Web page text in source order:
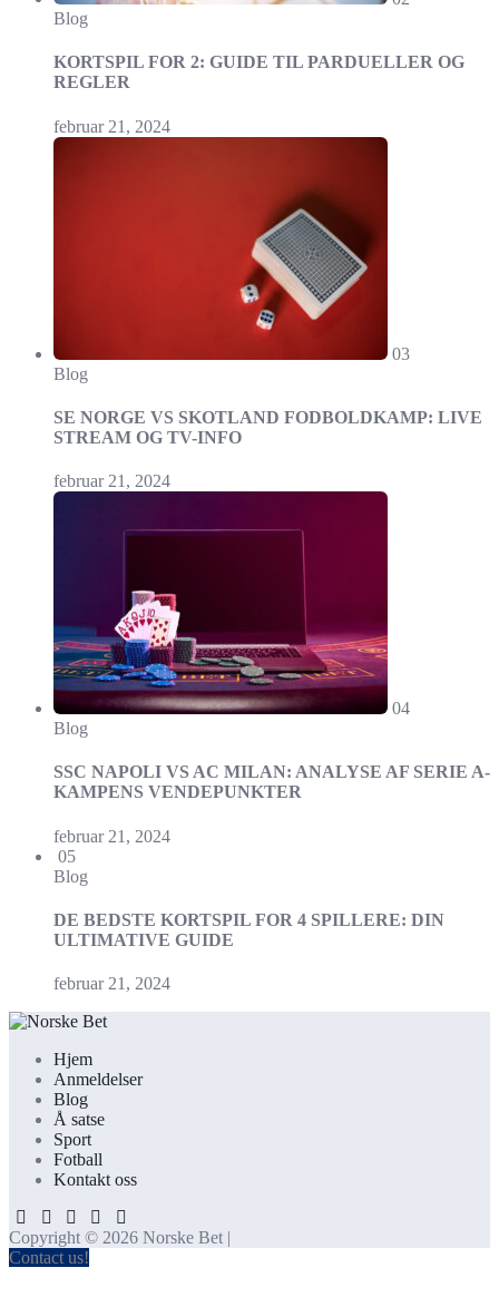
Blog
KORTSPIL FOR 2: GUIDE TIL PARDUELLER OG
REGLER
februar 21, 2024
03
Blog
SE NORGE VS SKOTLAND FODBOLDKAMP: LIVE
STREAM OG TV-INFO
februar 21, 2024
04
Blog
SSC NAPOLI VS AC MILAN: ANALYSE AF SERIE A-
KAMPENS VENDEPUNKTER
februar 21, 2024
05
Blog
DE BEDSTE KORTSPIL FOR 4 SPILLERE: DIN
ULTIMATIVE GUIDE
februar 21, 2024
Hjem
Anmeldelser
Blog
Å satse
Sport
Fotball
Kontakt oss
Copyright © 2026 Norske Bet |
Contact us!